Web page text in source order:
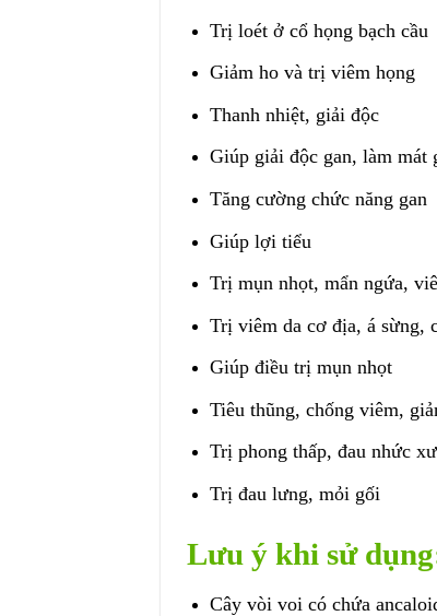
Trị loét ở cổ họng bạch cầu
Giảm ho và trị viêm họng
Thanh nhiệt, giải độc
Giúp giải độc gan, làm mát
Tăng cường chức năng gan
Giúp lợi tiểu
Trị mụn nhọt, mẩn ngứa,
Trị viêm da cơ địa, á sừng,
Giúp điều trị mụn nhọt
Tiêu thũng, chống viêm,
Trị phong thấp, đau nhức
Trị đau lưng, mỏi gối
Lưu ý khi sử
Cây vòi voi có chứa